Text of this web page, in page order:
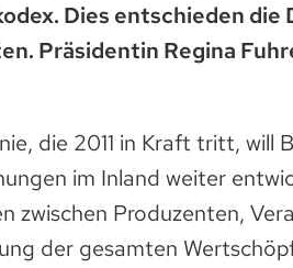
Dies entschieden
Präsidentin Regina
die 2011 in Kraft tritt, will
im Inland weiter
zwischen Produzenten,
der gesamten